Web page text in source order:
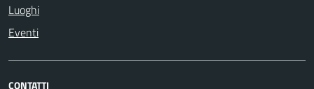
Luoghi
Eventi
CONTATTI